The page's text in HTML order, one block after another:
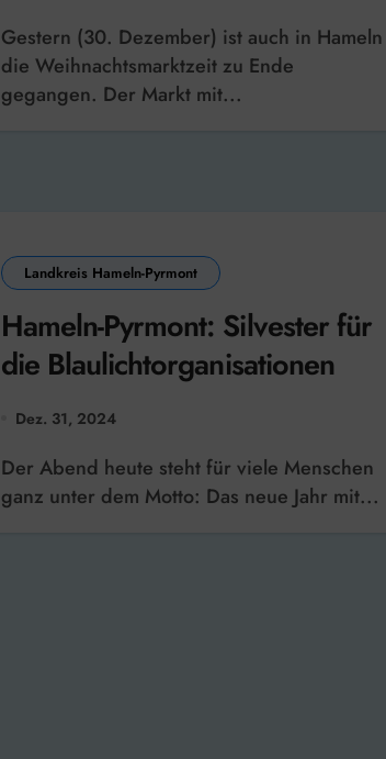
Gestern (30. Dezember) ist auch in Hameln
die Weihnachtsmarktzeit zu Ende
gegangen. Der Markt mit...
Landkreis Hameln-Pyrmont
Hameln-Pyrmont: Silvester für
die Blaulichtorganisationen
Dez. 31, 2024
Der Abend heute steht für viele Menschen
ganz unter dem Motto: Das neue Jahr mit...